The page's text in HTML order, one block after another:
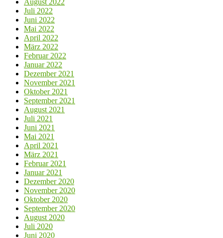
Juli 2022
Juni 2022
Mai 2022
April 2022
März 2022
Februar 2022
Januar 2022
Dezember 2021
November 2021
Oktober 2021
September 2021
August 2021
Juli 2021
Juni 2021
Mai 2021
April 2021
März 2021
Februar 2021
Januar 2021
Dezember 2020
November 2020
Oktober 2020
September 2020
August 2020
Juli 2020
Juni 2020